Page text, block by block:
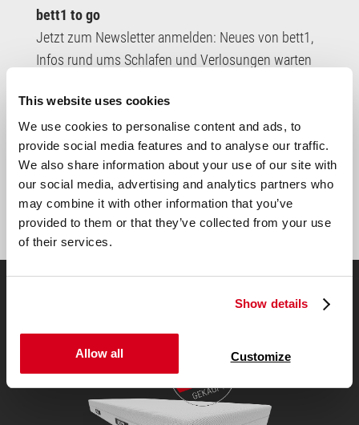
This website uses cookies
We use cookies to personalise content and ads, to
provide social media features and to analyse our traffic.
We also share information about your use of our site with
our social media, advertising and analytics partners who
may combine it with other information that you’ve
provided to them or that they’ve collected from your use
of their services.
Show details
Allow all Customize
bett1 to go
Jetzt zum Newsletter anmelden: Neues von bett1,
Infos rund ums Schlafen und Verlosungen warten
Ich habe dieDatenschutzbedingungen
Kenntnis genommen.
E-
Mail-
Adresse:
Abonnieren
Zur Testsiegermatratze1